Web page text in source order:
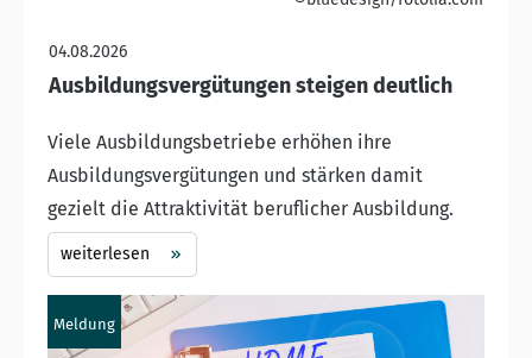
04.08.2026
Ausbildungsvergütungen steigen deutlich
Viele Ausbildungsbetriebe erhöhen ihre
Ausbildungsvergütungen und stärken damit
gezielt die Attraktivität beruflicher Ausbildung.
weiterlesen
Meldung